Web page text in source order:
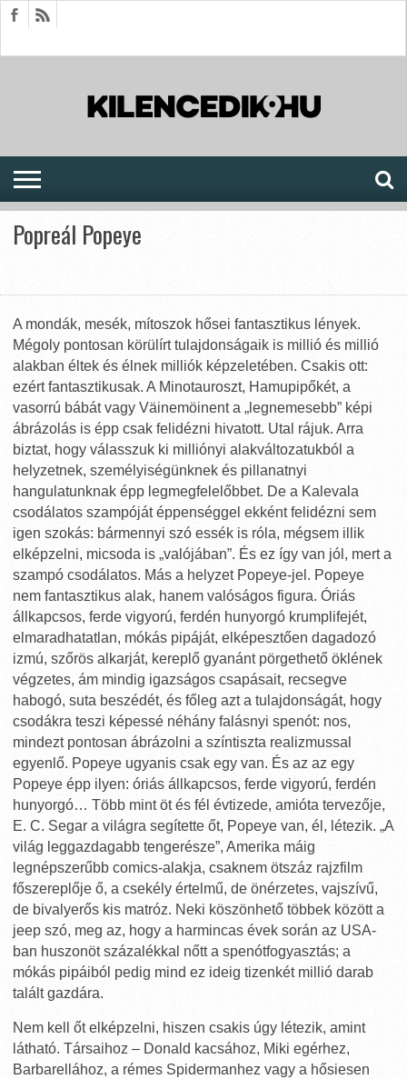
Popreál Popeye
A mondák, mesék, mítoszok hősei fantasztikus lények.
Mégoly pontosan körülírt tulajdonságaik is millió és millió
alakban éltek és élnek milliók képzeletében. Csakis ott:
ezért fantasztikusak. A Minotauroszt, Hamupipőkét, a
vasorrú bábát vagy Väinemöinent a „legnemesebb” képi
ábrázolás is épp csak felidézni hivatott. Utal rájuk. Arra
biztat, hogy válasszuk ki milliónyi alakváltozatukból a
helyzetnek, személyiségünknek és pillanatnyi
hangulatunknak épp legmegfelelőbbet. De a Kalevala
csodálatos szampóját éppenséggel ekként felidézni sem
igen szokás: bármennyi szó essék is róla, mégsem illik
elképzelni, micsoda is „valójában”. És ez így van jól, mert a
szampó csodálatos. Más a helyzet Popeye-jel. Popeye
nem fantasztikus alak, hanem valóságos figura. Óriás
állkapcsos, ferde vigyorú, ferdén hunyorgó krumplifejét,
elmaradhatatlan, mókás pipáját, elképesztően dagadozó
izmú, szőrös alkarját, kereplő gyanánt pörgethető öklének
végzetes, ám mindig igazságos csapásait, recsegve
habogó, suta beszédét, és főleg azt a tulajdonságát, hogy
csodákra teszi képessé néhány falásnyi spenót: nos,
mindezt pontosan ábrázolni a színtiszta realizmussal
egyenlő. Popeye ugyanis csak egy van. És az az egy
Popeye épp ilyen: óriás állkapcsos, ferde vigyorú, ferdén
hunyorgó… Több mint öt és fél évtizede, amióta tervezője,
E. C. Segar a világra segítette őt, Popeye van, él, létezik. „A
világ leggazdagabb tengerésze”, Amerika máig
legnépszerűbb comics-alakja, csaknem ötszáz rajzfilm
főszereplője ő, a csekély értelmű, de önérzetes, vajszívű,
de bivalyerős kis matróz. Neki köszönhető többek között a
jeep szó, meg az, hogy a harmincas évek során az USA-
ban huszonöt százalékkal nőtt a spenótfogyasztás; a
mókás pipáiból pedig mind ez ideig tizenkét millió darab
talált gazdára.
Nem kell őt elképzelni, hiszen csakis úgy létezik, amint
látható. Társaihoz – Donald kacsához, Miki egérhez,
Barbarellához, a rémes Spidermanhez vagy a hősiesen